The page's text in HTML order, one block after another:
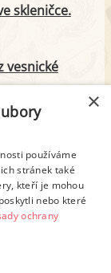
skleničce.
vesnické
kuchyně
ceny.
×
používáme
stránek také
kteří je mohou
nebo které
ochrany